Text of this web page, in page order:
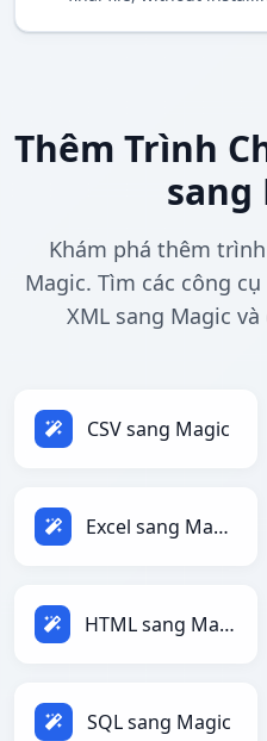
Thêm Trình
sang
Khám phá thêm
Magic. Tìm các công
XML sang Magic
CSV sang Magic
Excel sang Magic
HTML sang Magic
SQL sang Magic